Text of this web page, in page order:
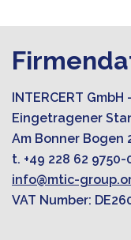
INTERCERT
Eingetragener
Am Bonner Bogen
t. +49 228 62 9750-
info@mtic-
VAT Number: